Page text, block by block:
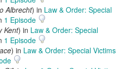
Albrecht) in Law & Order: Special
1 Episode
Kent) in Law & Order: Special
1 Episode
) in Law & Order: Special Victims